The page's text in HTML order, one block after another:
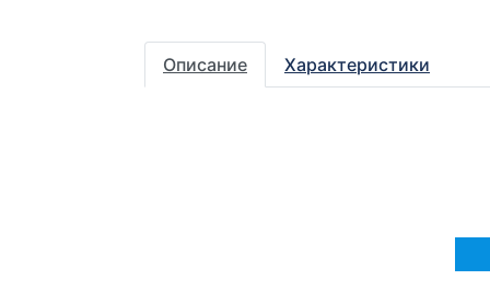
Описание Характеристики